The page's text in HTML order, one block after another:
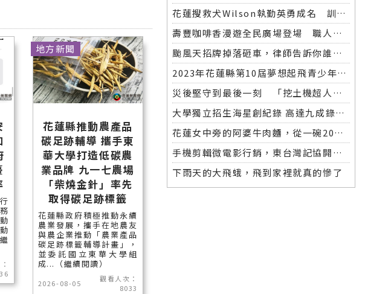
花蓮縣推動農產品
碳足跡輔導 攜手東
華大學打造低碳農
業品牌 九一七農場
「柴燒金針」率先
取得碳足跡標籤
花蓮縣政府積極推動永續
農業發展，攜手在地農友
與農企業推動「農業產品
碳足跡標籤輔導計畫」，
並委託國立東華大學組
成...（繼續閱讀）
2026-08-05
觀看人次：
8033
地方新聞
花蓮搜救犬Wilson執勤英勇成名 訓練意外墜落離世 消防局將為其立碑追思
壽豐咖啡香漫遊全民廣場登場 職人市集手作體驗品味慢活氛圍
颱風天招牌掉落砸車，律師告訴你誰該賠償
2023年花蓮縣第10屆夢想起飛青少年發明展 自強國中拿下第一名與第二名
災後堅守到最後一刻 「挖土機超人」因感染離世
大學獨立招生海星創紀錄 高達九成錄取國立大學 東華大學錄取21人 歷年最多
花蓮女中旁的阿婆牛肉麵，從一碗20元的牛肉湯開始到40年不變的人情味
手機剪輯微電影行銷，東台灣記協開班授課獲好評
下雨天的大飛蛾，飛到家裡就真的慘了